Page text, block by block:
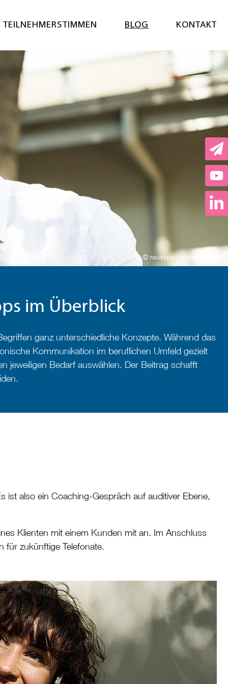
TEILNEHMERSTIMMEN BLOG KONTAKT
© rawpixel – pixabay.com
im Überblick
ganz unterschiedliche Konzepte. Während das
Kommunikation im beruflichen Umfeld gezielt
jeweiligen Bedarf auswählen. Der Beitrag schafft
ist also ein Coaching-Gespräch auf auditiver Ebene,
Klienten mit einem Kunden mit an. Im Anschluss
für zukünftige Telefonate.